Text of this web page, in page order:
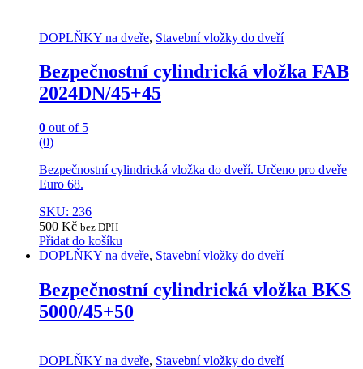
DOPLŇKY na dveře, Stavební vložky do dveří
Bezpečnostní cylindrická vložka FAB
2024DN/45+45
0 out of 5
(0)
Bezpečnostní cylindrická vložka do dveří. Určeno pro dveře
Euro 68.
SKU: 236
500 Kč bez DPH
Přidat do košíku
DOPLŇKY na dveře, Stavební vložky do dveří
Bezpečnostní cylindrická vložka BKS
5000/45+50
DOPLŇKY na dveře, Stavební vložky do dveří